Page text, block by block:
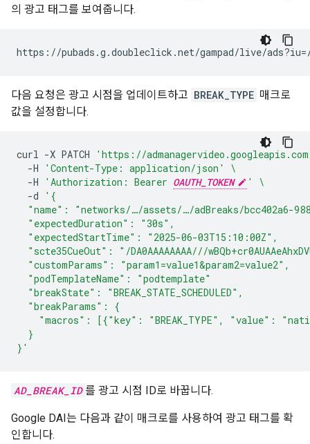
의 광고 태그를 보여줍니다.
다음 요청은 광고 시점을 업데이트하고 BREAK_TYPE 매크로
값을 설정합니다.
curl -X PATCH
'https://
-H
'Content-Type: application/json'
\
-H
'Authorization: Bearer OAUTH_TOKEN '
\
-d
'{
"name": "networks/…/assets/…/adBreaks/bcc402a6-
  "expectedDuration": "30s",
  "expectedStartTime": "2025-06-03T15:10:00Z",
"scte35CueOut": "/DA0AAAAAAAA///
  "customParams": "param1=value1&param2=value2",
  "podTemplateName": "podtemplate"
  "breakState": "BREAK_STATE_SCHEDULED",
  "breakParams": {
"macros": [{"key": "BREAK_TYPE", "value":
  }
}'
AD_BREAK_ID 를 광고 시점 ID로 바꿉니다.
Google DAI는 다음과 같이 매크로를 사용하여 광고 태그를 확
인합니다.